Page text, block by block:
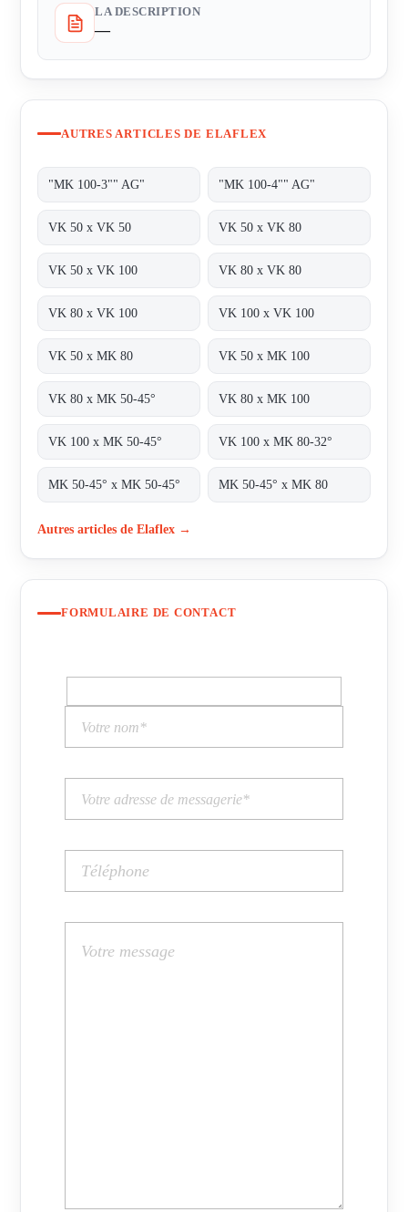
LA DESCRIPTION
—
AUTRES ARTICLES DE ELAFLEX
"MK 100-3"" AG" "MK 100-4"" AG"
VK 50 x VK 50 VK 50 x VK 80
VK 50 x VK 100 VK 80 x VK 80
VK 80 x VK 100 VK 100 x VK 100
VK 50 x MK 80 VK 50 x MK 100
VK 80 x MK 50-45° VK 80 x MK 100
VK 100 x MK 50-45° VK 100 x MK 80-32°
MK 50-45° x MK 50-45° MK 50-45° x MK 80
Autres articles de Elaflex →
FORMULAIRE DE CONTACT